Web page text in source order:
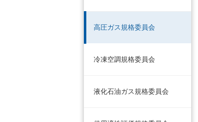
高圧ガス規格委員会
冷凍空調規格委員会
液化石油ガス規格委員会